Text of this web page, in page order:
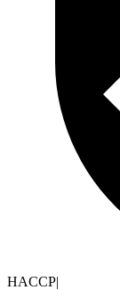
HACCP|